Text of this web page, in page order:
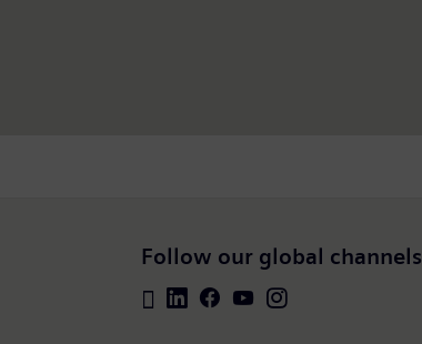
Follow our global channels